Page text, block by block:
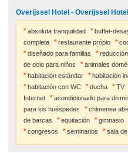
Overijssel Hotel - Overijssel
absoluta tranquilidad buffet-
completa
restaurante própio
diseñado para familias
de ocio para niños
animales
habitación estándar
habitación
habitación con WC
ducha TV
Internet
acondicionado para
para los huéspedes
chimenea
de barcas
equitación gimnasio
congresos
seminarios sala